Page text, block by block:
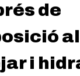
de
al
i